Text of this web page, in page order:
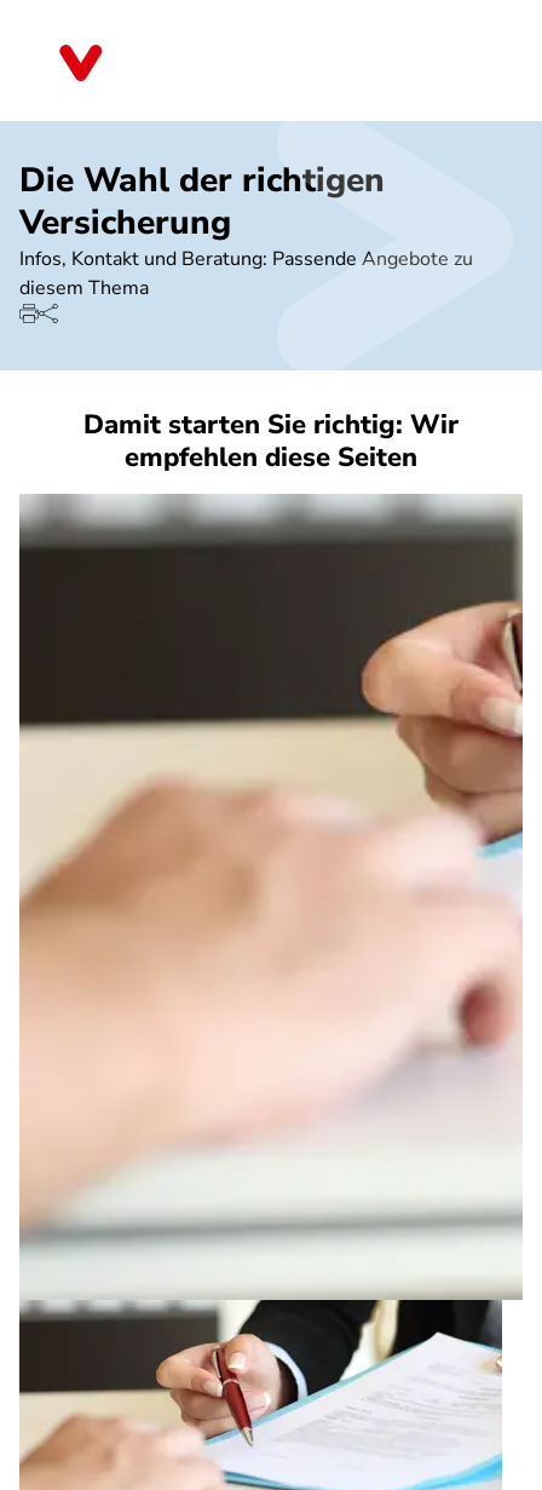
Die Wahl der richtigen
Versicherung
Infos, Kontakt und Beratung: Passende Angebote zu
diesem Thema
Damit starten Sie richtig: Wir
empfehlen diese Seiten